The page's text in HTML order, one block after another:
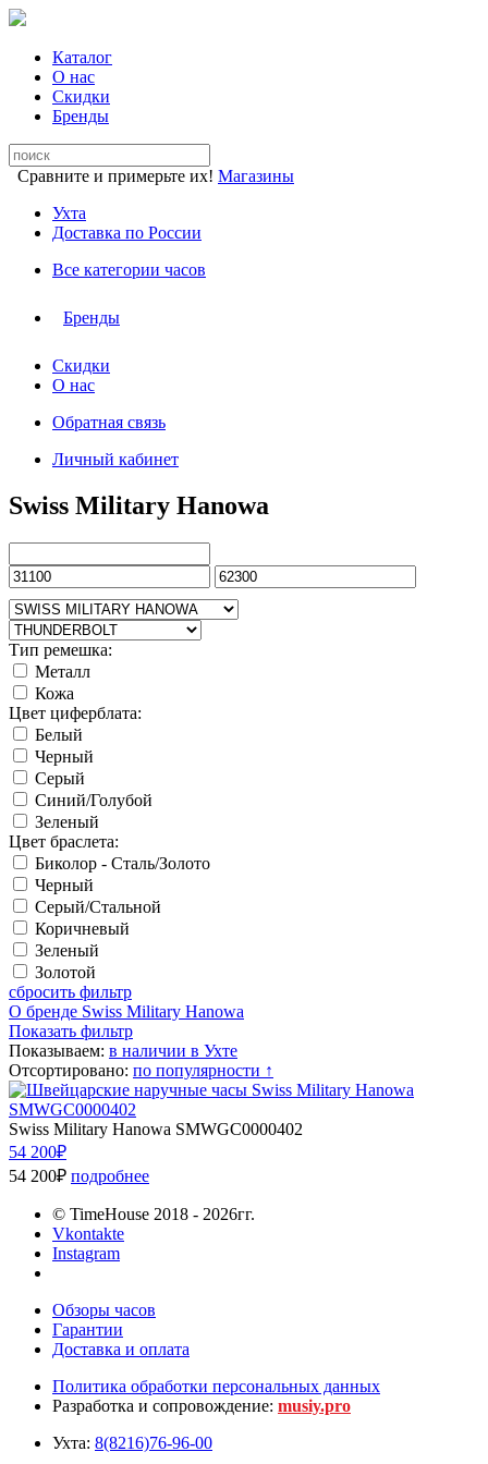
Каталог
О нас
Скидки
Бренды
Сравните и примерьте их! Магазины
Ухта
Доставка по России
Все категории часов
Бренды
Скидки
О нас
Обратная связь
Личный кабинет
Swiss Military Hanowa
Тип ремешка:
Металл
Кожа
Цвет циферблата:
Белый
Черный
Серый
Синий/Голубой
Зеленый
Цвет браслета:
Биколор - Сталь/Золото
Черный
Серый/Стальной
Коричневый
Зеленый
Золотой
сбросить фильтр
О бренде Swiss Military Hanowa
Показать фильтр
Показываем: в наличии в Ухте
Отсортировано: по популярности ↑
Swiss Military Hanowa SMWGC0000402
54 200₽
54 200₽ подробнее
© TimeHouse 2018 - 2026гг.
Vkontakte
Instagram
Обзоры часов
Гарантии
Доставка и оплата
Политика обработки персональных данных
Разработка и сопровождение: musiy.pro
Ухта: 8(8216)76-96-00